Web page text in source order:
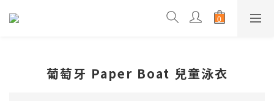
葡萄牙 Paper Boat 兒童泳衣